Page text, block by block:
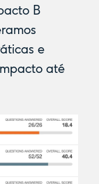
B
e
até